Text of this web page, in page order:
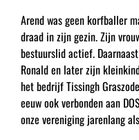
Arend was geen korfballer
draad in zijn gezin. Zijn
bestuurslid actief.
Ronald en later zijn
het bedrijf Tissingh
eeuw ook verbonden aan
onze vereniging jarenlang